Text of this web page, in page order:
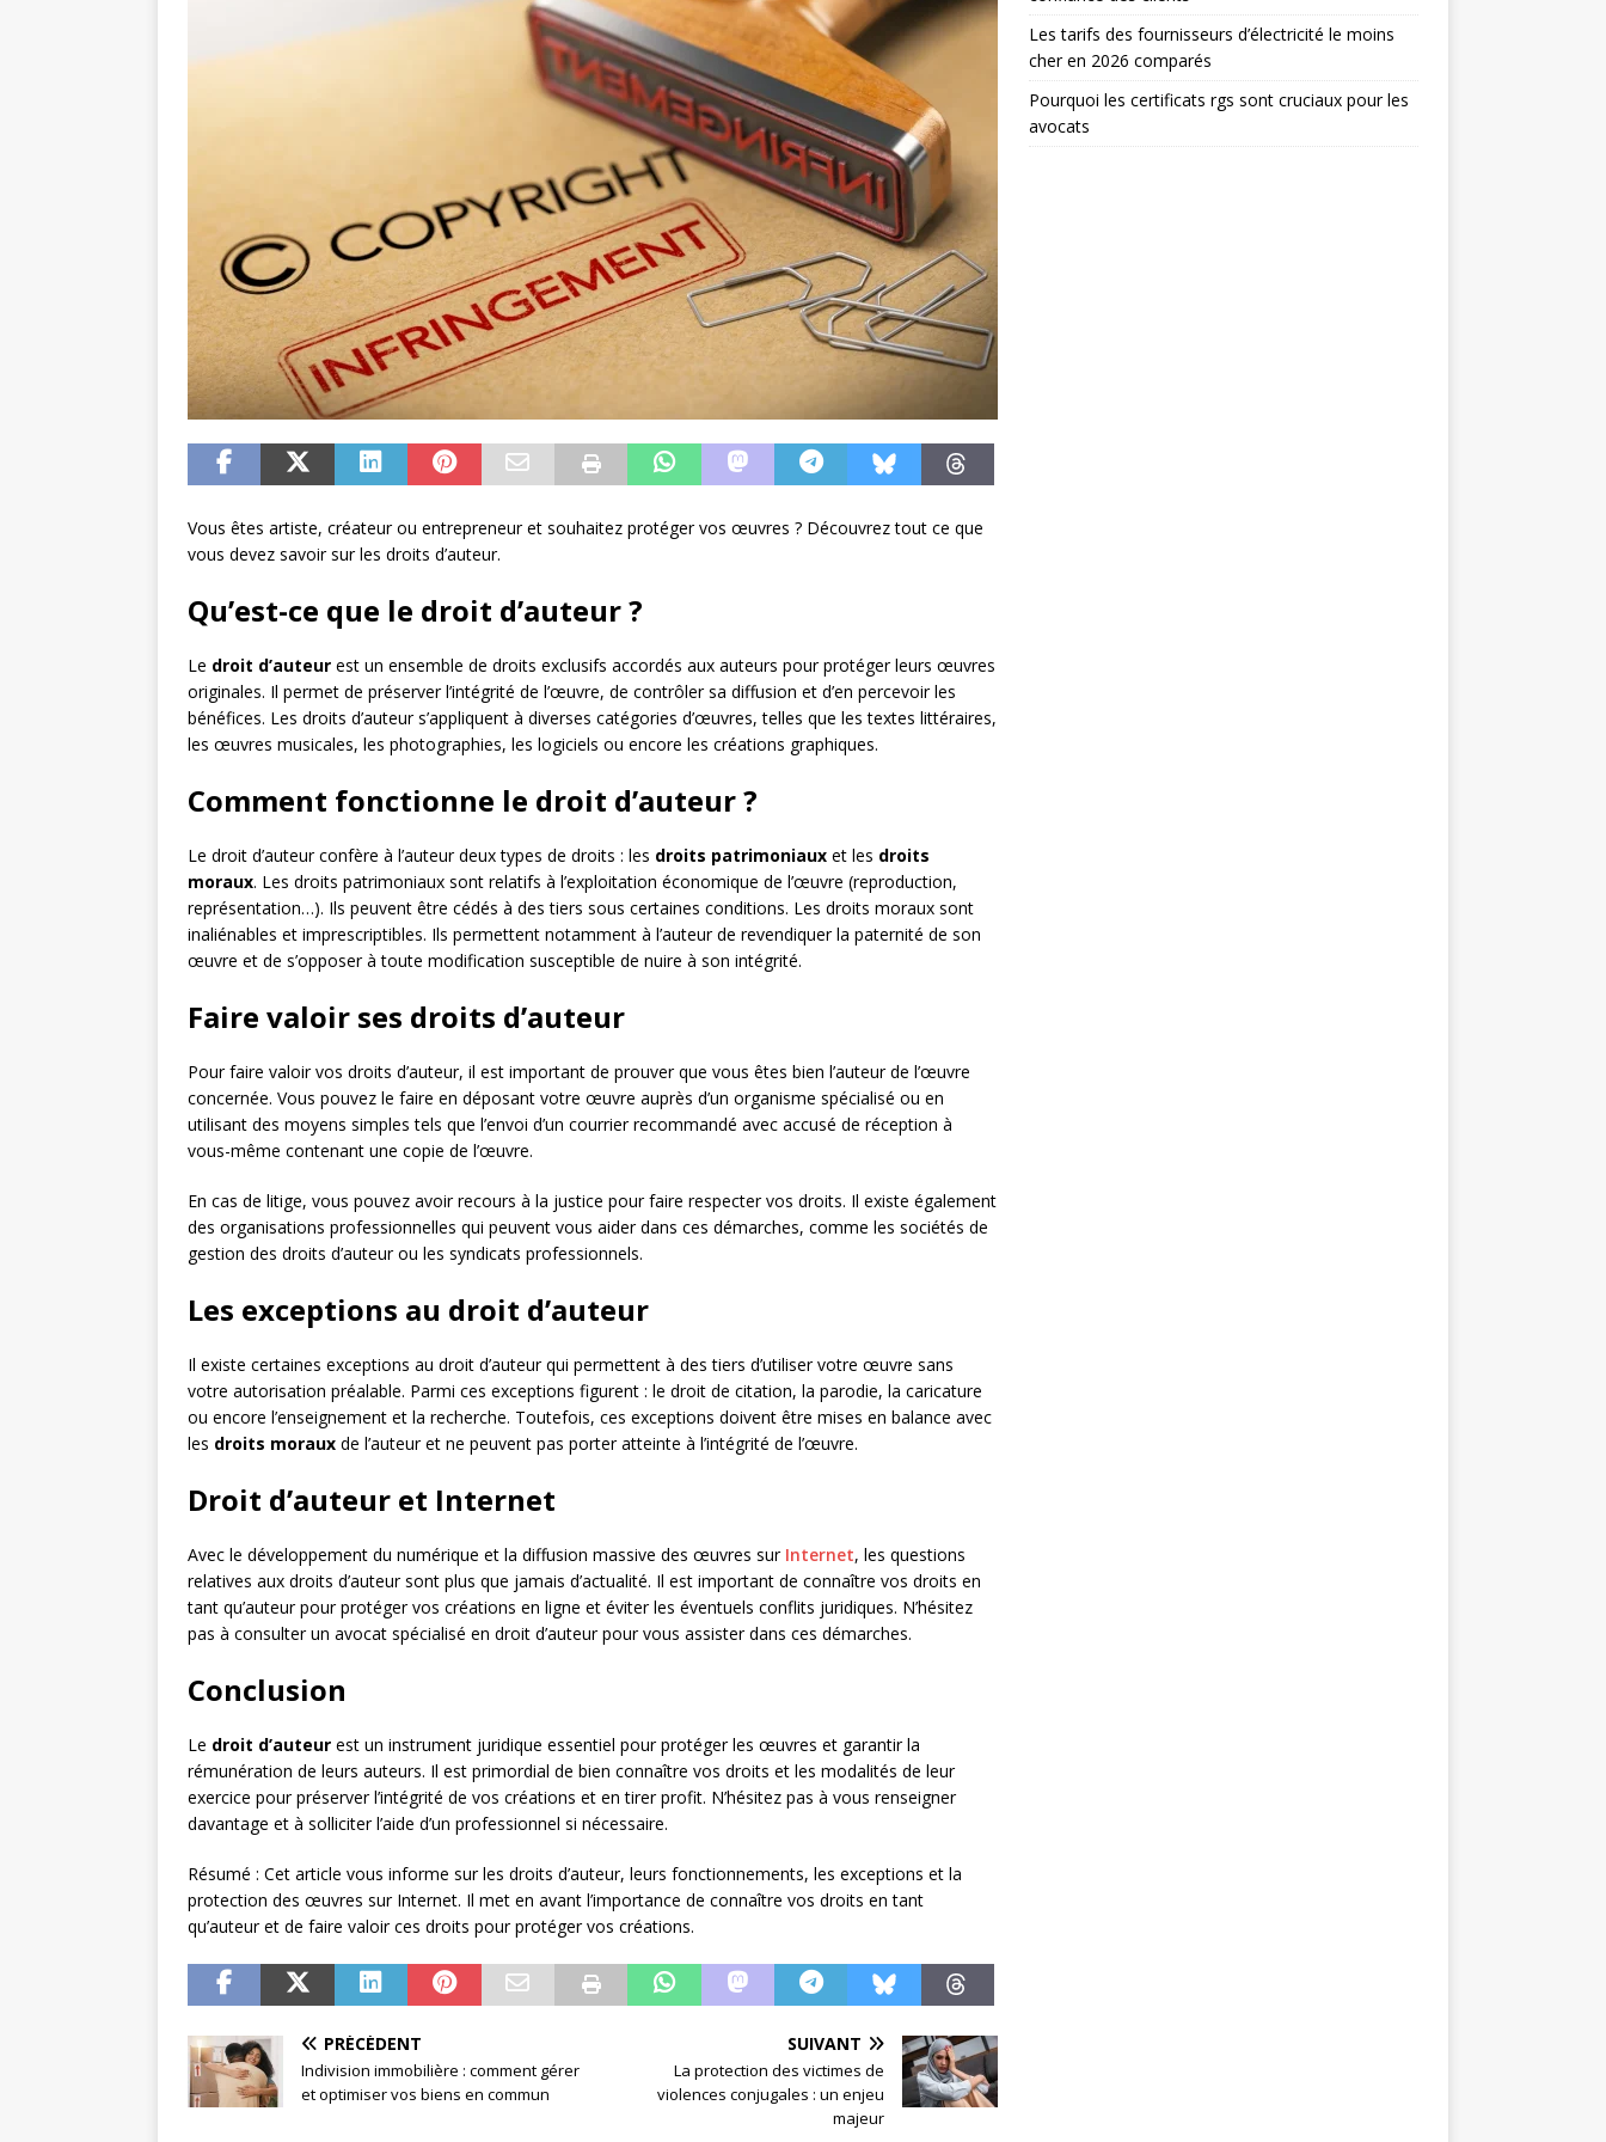
Vous êtes artiste, créateur ou entrepreneur et souhaitez protéger vos œuvres ? Découvrez tout ce que
vous devez savoir sur les droits d’auteur.
Qu’est-ce que le droit d’auteur ?
Le droit d’auteur est un ensemble de droits exclusifs accordés aux auteurs pour protéger leurs œuvres
originales. Il permet de préserver l’intégrité de l’œuvre, de contrôler sa diffusion et d’en percevoir les
bénéfices. Les droits d’auteur s’appliquent à diverses catégories d’œuvres, telles que les textes littéraires,
les œuvres musicales, les photographies, les logiciels ou encore les créations graphiques.
Comment fonctionne le droit d’auteur ?
Le droit d’auteur confère à l’auteur deux types de droits : les droits patrimoniaux et les droits
moraux. Les droits patrimoniaux sont relatifs à l’exploitation économique de l’œuvre (reproduction,
représentation…). Ils peuvent être cédés à des tiers sous certaines conditions. Les droits moraux sont
inaliénables et imprescriptibles. Ils permettent notamment à l’auteur de revendiquer la paternité de son
œuvre et de s’opposer à toute modification susceptible de nuire à son intégrité.
Faire valoir ses droits d’auteur
Pour faire valoir vos droits d’auteur, il est important de prouver que vous êtes bien l’auteur de l’œuvre
concernée. Vous pouvez le faire en déposant votre œuvre auprès d’un organisme spécialisé ou en
utilisant des moyens simples tels que l’envoi d’un courrier recommandé avec accusé de réception à
vous-même contenant une copie de l’œuvre.
En cas de litige, vous pouvez avoir recours à la justice pour faire respecter vos droits. Il existe également
des organisations professionnelles qui peuvent vous aider dans ces démarches, comme les sociétés de
gestion des droits d’auteur ou les syndicats professionnels.
Les exceptions au droit d’auteur
Il existe certaines exceptions au droit d’auteur qui permettent à des tiers d’utiliser votre œuvre sans
votre autorisation préalable. Parmi ces exceptions figurent : le droit de citation, la parodie, la caricature
ou encore l’enseignement et la recherche. Toutefois, ces exceptions doivent être mises en balance avec
les droits moraux de l’auteur et ne peuvent pas porter atteinte à l’intégrité de l’œuvre.
Droit d’auteur et Internet
Avec le développement du numérique et la diffusion massive des œuvres sur Internet, les questions
relatives aux droits d’auteur sont plus que jamais d’actualité. Il est important de connaître vos droits en
tant qu’auteur pour protéger vos créations en ligne et éviter les éventuels conflits juridiques. N’hésitez
pas à consulter un avocat spécialisé en droit d’auteur pour vous assister dans ces démarches.
Conclusion
Le droit d’auteur est un instrument juridique essentiel pour protéger les œuvres et garantir la
rémunération de leurs auteurs. Il est primordial de bien connaître vos droits et les modalités de leur
exercice pour préserver l’intégrité de vos créations et en tirer profit. N’hésitez pas à vous renseigner
davantage et à solliciter l’aide d’un professionnel si nécessaire.
Résumé : Cet article vous informe sur les droits d’auteur, leurs fonctionnements, les exceptions et la
protection des œuvres sur Internet. Il met en avant l’importance de connaître vos droits en tant
qu’auteur et de faire valoir ces droits pour protéger vos créations.
PRÉCÉDENT
Indivision immobilière : comment gérer
et optimiser vos biens en commun
SUIVANT
La protection des victimes de
violences conjugales : un enjeu
majeur
Les tarifs des fournisseurs d’électricité le moins
cher en 2026 comparés
Pourquoi les certificats rgs sont cruciaux pour les
avocats